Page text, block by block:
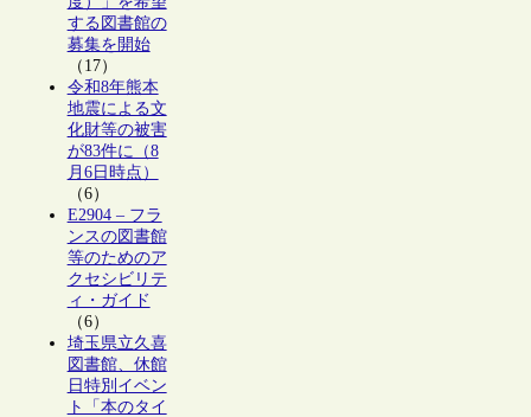
する図書館の
募集を開始
（17）
令和8年熊本
地震による文
化財等の被害
が83件に（8
月6日時点）
（6）
E2904 – フラ
ンスの図書館
等のためのア
クセシビリテ
ィ・ガイド
（6）
埼玉県立久喜
図書館、休館
日特別イベン
ト「本のタイ